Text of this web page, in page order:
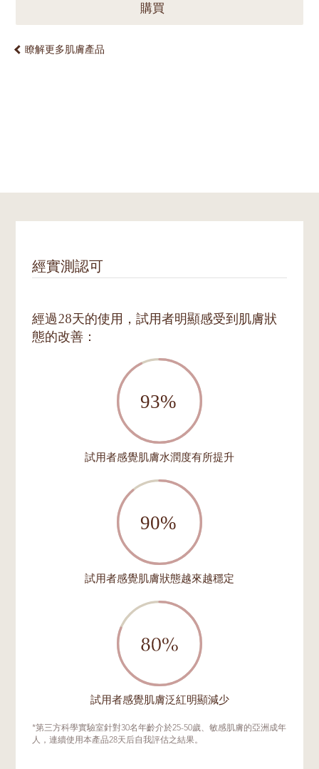
購買
瞭解更多肌膚產品
經實測認可
經過28天的使用，試用者明顯感受到肌膚狀
態的改善：
試用者感覺肌膚水潤度有所提升
試用者感覺肌膚狀態越來越穩定
試用者感覺肌膚泛紅明顯減少
*第三方科學實驗室針對30名年齡介於25-50歲、敏感肌膚的亞洲成年
人，連續使用本產品28天后自我評估之結果。